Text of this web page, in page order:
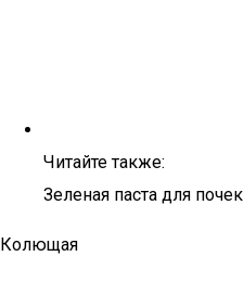
Читайте также:
Зеленая паста для почек
Колющая